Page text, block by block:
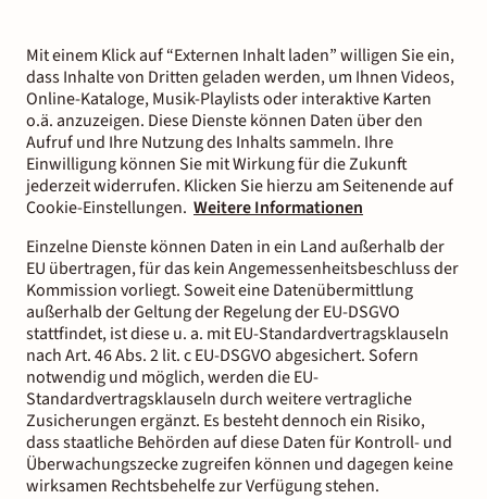
Mit einem Klick auf “Externen Inhalt laden” willigen Sie ein,
dass Inhalte von Dritten geladen werden, um Ihnen Videos,
Online-Kataloge, Musik-Playlists oder interaktive Karten
o.ä. anzuzeigen. Diese Dienste können Daten über den
Aufruf und Ihre Nutzung des Inhalts sammeln. Ihre
Einwilligung können Sie mit Wirkung für die Zukunft
jederzeit widerrufen. Klicken Sie hierzu am Seitenende auf
Cookie-Einstellungen. Weitere Informationen
Einzelne Dienste können Daten in ein Land außerhalb der
EU übertragen, für das kein Angemessenheitsbeschluss der
Kommission vorliegt. Soweit eine Datenübermittlung
außerhalb der Geltung der Regelung der EU-DSGVO
stattfindet, ist diese u. a. mit EU-Standardvertragsklauseln
nach Art. 46 Abs. 2 lit. c EU-DSGVO abgesichert. Sofern
notwendig und möglich, werden die EU-
Standardvertragsklauseln durch weitere vertragliche
Zusicherungen ergänzt. Es besteht dennoch ein Risiko,
dass staatliche Behörden auf diese Daten für Kontroll- und
Überwachungszecke zugreifen können und dagegen keine
wirksamen Rechtsbehelfe zur Verfügung stehen.